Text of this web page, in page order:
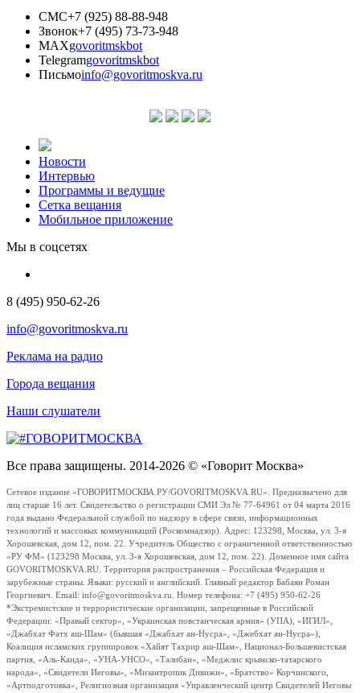
СМС+7 (925) 88-88-948
Звонок+7 (495) 73-73-948
MAXgovoritmskbot
Telegramgovoritmskbot
Письмоinfo@govoritmoskva.ru
Новости
Интервью
Программы и ведущие
Сетка вещания
Мобильное приложение
Мы в соцсетях
8 (495) 950-62-26
info@govoritmoskva.ru
Реклама на радио
Города вещания
Наши слушатели
Все права защищены. 2014-2026 © «Говорит Москва»
Сетевое издание «ГОВОРИТМОСКВА.РУ/GOVORITMOSKVA.RU». Предназначено для
лиц старше 16 лет. Свидетельство о регистрации СМИ Эл № 77-64961 от 04 марта 2016
года выдано Федеральной службой по надзору в сфере связи, информационных
технологий и массовых коммуникаций (Роскомнадзор). Адрес: 123298, Москва, ул. 3-я
Хорошевская, дом 12, пом. 22. Учредитель Общество с ограниченной ответственностью
«РУ ФМ» (123298 Москва, ул. 3-я Хорошевская, дом 12, пом. 22). Доменное имя сайта
GOVORITMOSKVA.RU. Территория распространения – Российская Федерация и
зарубежные страны. Языки: русский и английский. Главный редактор Бабаян Роман
Георгиевич. Email: info@govoritmoskva.ru. Номер телефона: +7 (495) 950-62-26
*Экстремистские и террористические организации, запрещенные в Российской
Федерации: «Правый сектор», «Украинская повстанческая армия» (УПА), «ИГИЛ»,
«Джабхат Фатх аш-Шам» (бывшая «Джабхат ан-Нусра», «Джебхат ан-Нусра»),
Коалиция исламских группировок «Хайят Тахрир аш-Шам», Национал-Большевистская
партия, «Аль-Каида», «УНА-УНСО», «Талибан», «Меджлис крымско-татарского
народа», «Свидетели Иеговы», «Мизантропик Дивижн», «Братство» Корчинского,
«Артподготовка», Религиозная организация «Управленческий центр Свидетелей Иеговы